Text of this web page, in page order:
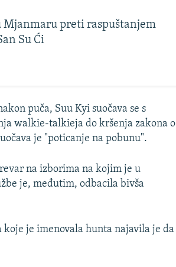
Mjanmaru preti raspuštanjem
Su Ći
puča, Suu Kyi suočava se s
walkie-talkieja do kršenja zakona o
je "poticanje na pobunu".
na izborima na kojim je u
je, međutim, odbacila bivša
je imenovala hunta najavila je da